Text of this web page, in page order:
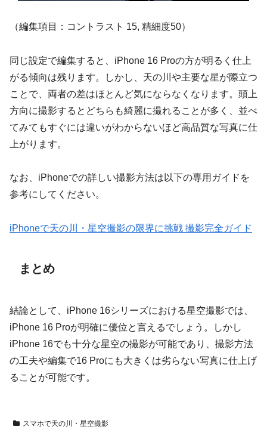
（編集項目：コントラスト 15, 精細度50）
同じ設定で編集すると、iPhone 16 Proの方が明るく仕上
がる傾向は残ります。しかし、天の川や主要な星が際立つ
ことで、両者の差はほとんど気にならなくなります。頭上
方向に撮影するとどちらも綺麗に撮れることが多く、並べ
てみてもすぐには違いがわからないほど高品質な写真に仕
上がります。
なお、iPhoneでの詳しい撮影方法は以下の専用ガイドを
参考にしてください。
iPhoneで天の川・星空撮影の限界に挑戦 撮影完全ガイド
まとめ
結論として、iPhone 16シリーズにおける星空撮影では、
iPhone 16 Proが明確に優位と言えるでしょう。しかし
iPhone 16でも十分な星空の撮影が可能であり、撮影方法
の工夫や編集で16 Proにも大きくは劣らない写真に仕上げ
ることが可能です。
スマホで天の川・星空撮影